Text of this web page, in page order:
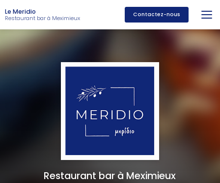
au
contenu
principal
Le Meridio
Restaurant bar à Meximieux Contactez-nous
Restaurant bar à Meximieux